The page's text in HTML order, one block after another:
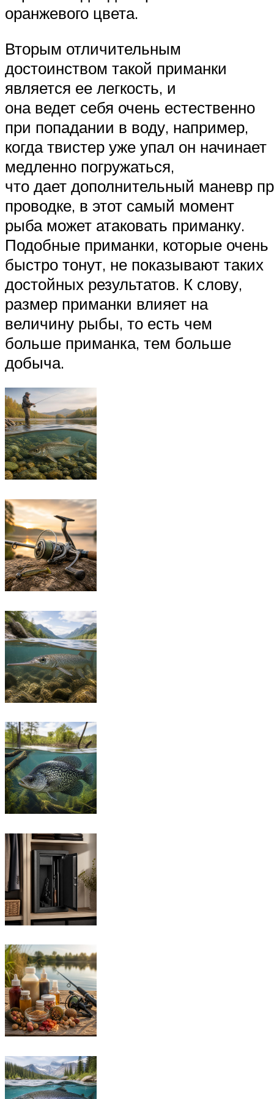
оранжевого цвета.
Вторым отличительным
достоинством такой приманки
является ее легкость, и
она ведет себя очень естественно
при попадании в воду, например,
когда твистер уже упал он начинает
медленно погружаться,
что дает дополнительный маневр
проводке, в этот самый момент
рыба может атаковать приманку.
Подобные приманки, которые очень
быстро тонут, не показывают таких
достойных результатов. К слову,
размер приманки влияет на
величину рыбы, то есть чем
больше приманка, тем больше
добыча.